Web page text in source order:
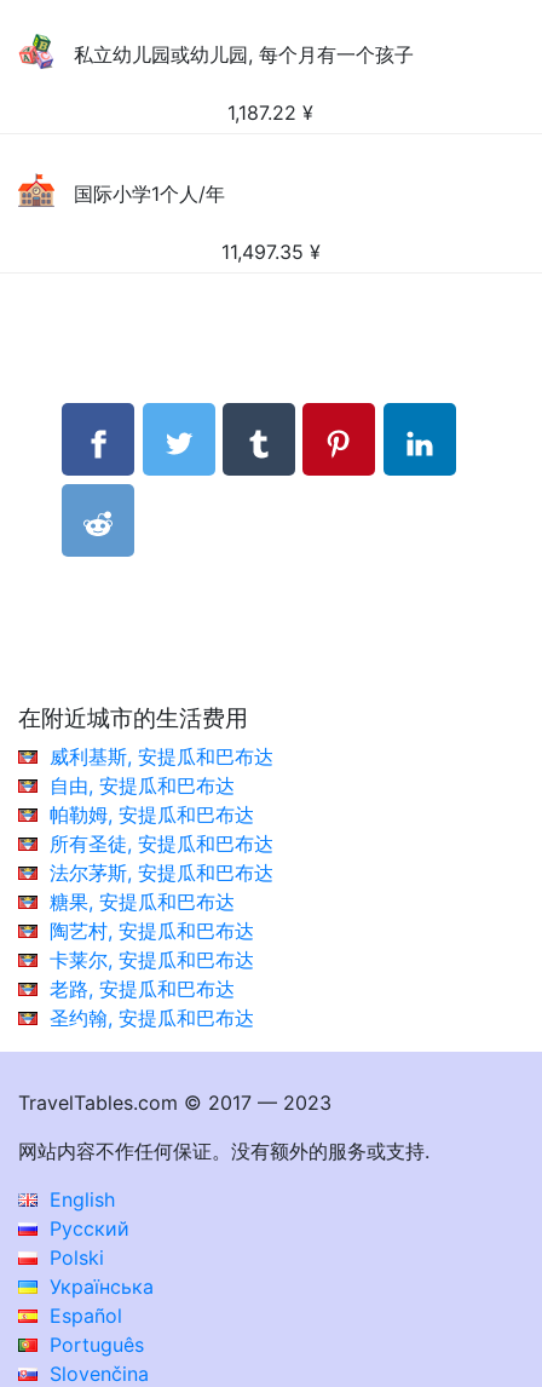
私立幼儿园或幼儿园, 每个月有一个孩子
1,187.22 ¥
国际小学1个人/年
11,497.35 ¥
在附近城市的生活费用
威利基斯, 安提瓜和巴布达
自由, 安提瓜和巴布达
帕勒姆, 安提瓜和巴布达
所有圣徒, 安提瓜和巴布达
法尔茅斯, 安提瓜和巴布达
糖果, 安提瓜和巴布达
陶艺村, 安提瓜和巴布达
卡莱尔, 安提瓜和巴布达
老路, 安提瓜和巴布达
圣约翰, 安提瓜和巴布达
TravelTables.com © 2017 — 2023
网站内容不作任何保证。没有额外的服务或支持.
English
Русский
Polski
Українська
Español
Português
Slovenčina